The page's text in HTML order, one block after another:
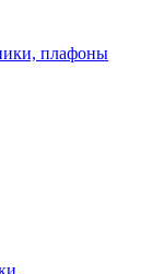
плафоны